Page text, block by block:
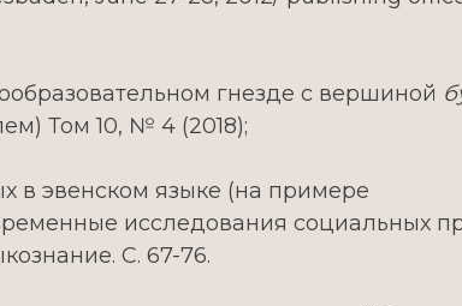
гнезде с вершиной
Том 10, № 4 (2018);
в эвенском языке (на примере
исследования социальных
С. 67-76.